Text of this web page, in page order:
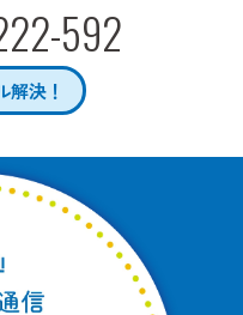
592
解決！